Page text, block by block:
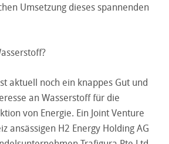
Umsetzung dieses spannenden
aktuell noch ein knappes Gut und
an Wasserstoff für die
von Energie. Ein Joint Venture
ansässigen H2 Energy Holding AG